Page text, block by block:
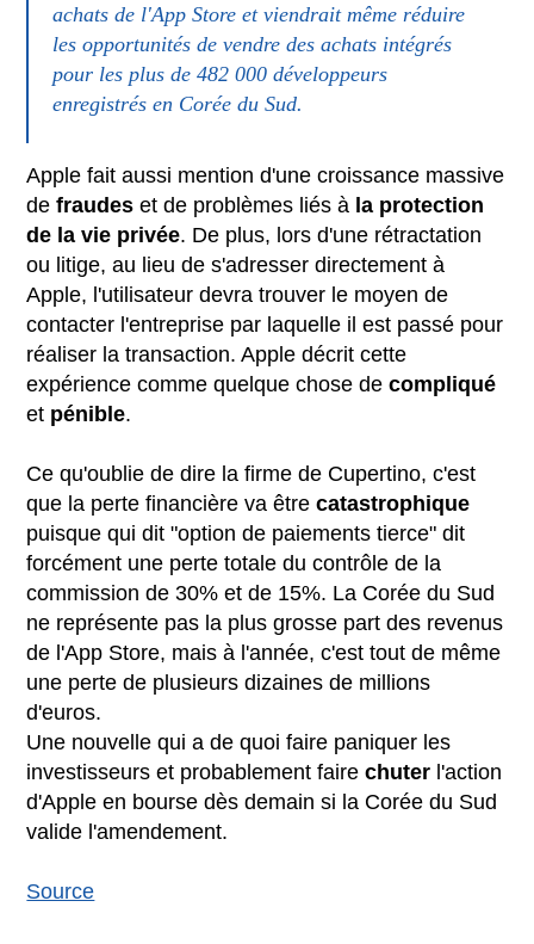
achats de l'App Store et viendrait même réduire
les opportunités de vendre des achats intégrés
pour les plus de 482 000 développeurs
enregistrés en Corée du Sud.
Apple fait aussi mention d'une croissance massive
defraudes et de problèmes liés à la protection
de la vie privée. De plus, lors d'une rétractation
ou litige, au lieu de s'adresser directement à
Apple, l'utilisateur devra trouver le moyen de
contacter l'entreprise par laquelle il est passé pour
réaliser la transaction. Apple décrit cette
expérience comme quelque chose decompliqué
et pénible.
Ce qu'oublie de dire la firme de Cupertino, c'est
que la perte financière va êtrecatastrophique
puisque qui dit "option de paiements tierce" dit
forcément une perte totale du contrôle de la
commission de 30% et de 15%. La Corée du Sud
ne représente pas la plus grosse part des revenus
de l'App Store, mais à l'année, c'est tout de même
une perte de plusieurs dizaines de millions
d'euros.
Une nouvelle qui a de quoi faire paniquer les
investisseurs et probablement fairechuter l'action
d'Apple en bourse dès demain si la Corée du Sud
valide l'amendement.
Source